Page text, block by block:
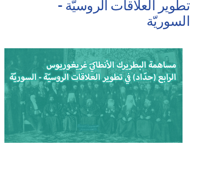
تطوير العلاقات الروسيّة -
السوريّة